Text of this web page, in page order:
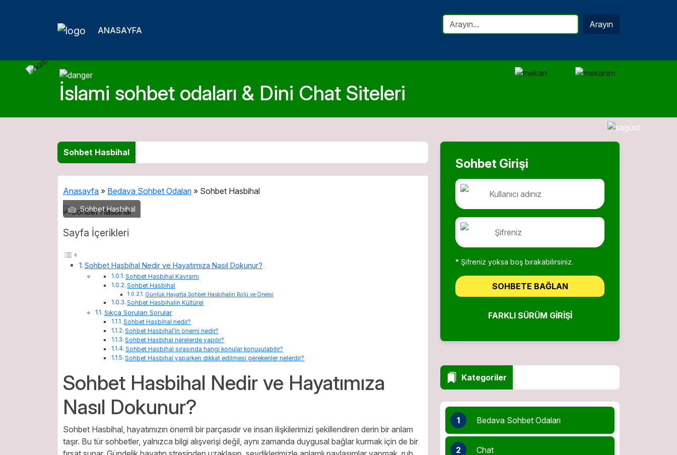
ANASAYFA
Arayın
İslami sohbet odaları & Dini Chat Siteleri
Sohbet Hasbihal
Anasayfa » Bedava Sohbet Odaları » Sohbet Hasbihal
Sohbet Hasbihal
Sayfa İçerikleri
Sohbet Hasbihal Nedir ve Hayatımıza Nasıl Dokunur?
Sohbet Hasbihal Kavramı
Sohbet Hasbihal
Günlük Hayatta Sohbet Hasbihalin Rolü ve Önemi
Sohbet Hasbihalin Kültürel
Sıkça Sorulan Sorular
Sohbet Hasbihal nedir?
Sohbet Hasbihal’in önemi nedir?
Sohbet Hasbihal nerelerde yapılır?
Sohbet Hasbihal sırasında hangi konular konuşulabilir?
Sohbet Hasbihal yaparken dikkat edilmesi gerekenler nelerdir?
Sohbet Hasbihal Nedir ve Hayatımıza
Nasıl Dokunur?
Sohbet Hasbihal, hayatımızın önemli bir parçasıdır ve insan ilişkilerimizi şekillendiren derin bir anlam
taşır. Bu tür sohbetler, yalnızca bilgi alışverişi değil, aynı zamanda duygusal bağlar kurmak için de bir
Sohbet Girişi
* Şifreniz yoksa boş bırakabilirsiniz.
SOHBETE BAĞLAN
FARKLI SÜRÜM GIRIŞI
Kategoriler
1 Bedava Sohbet Odaları
2 Chat